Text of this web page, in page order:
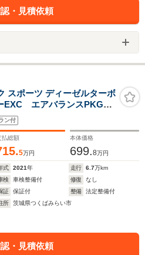
・見積依頼
スポーツ ディーゼルターボ
EXC エアバランスPKG
ダーセーフPKG MBUX
ラマSR 64色アンビエン
レーション 全席Sヒー
ン付
払総額
5万円
本体価格
699.8万円
式 2021年 走行 6.7万km
検
車検整備付 修復
なし
証
保証付 整備
法定整備付
所
茨城県つくばみらい市
・見積依頼